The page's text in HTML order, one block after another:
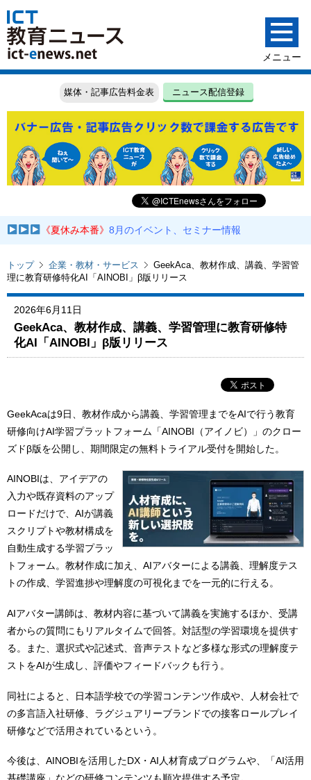
媒体・記事広告料金表 ニュース配信登録
《夏休み本番》8月のイベント、セミナー情報
トップ 企業・教材・サービス
GeekAca、教材作成、講義、学習管
理に教育研修特化AI「AINOBI」β版リリース
2026年6月11日
GeekAca、教材作成、講義、学習管理に教育研修特
化AI「AINOBI」β版リリース
GeekAcaは9日、教材作成から講義、学習管理までをAIで行う教育
研修向けAI学習プラットフォーム「AINOBI（アイノビ）」のクロー
ズドβ版を公開し、期間限定の無料トライアル受付を開始した。
AINOBIは、アイデアの
入力や既存資料のアップ
ロードだけで、AIが講義
スクリプトや教材構成を
自動生成する学習プラッ
トフォーム。教材作成に加え、AIアバターによる講義、理解度テス
トの作成、学習進捗や理解度の可視化までを一元的に行える。
AIアバター講師は、教材内容に基づいて講義を実施するほか、受講
者からの質問にもリアルタイムで回答。対話型の学習環境を提供す
る。また、選択式や記述式、音声テストなど多様な形式の理解度テ
ストをAIが生成し、評価やフィードバックも行う。
同社によると、日本語学校での学習コンテンツ作成や、人材会社で
の多言語入社研修、ラグジュアリーブランドでの接客ロールプレイ
研修などで活用されているという。
今後は、AINOBIを活用したDX・AI人材育成プログラムや、「AI活用